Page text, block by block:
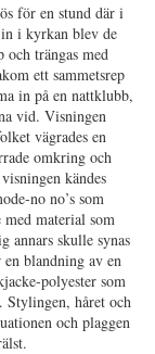
för en stund där i
i kyrkan blev de
trängas med
ett sammetsrep
in på en nattklubb,
vid. Visningen
vägrades en
omkring och
kändes
no no’s som
material som
annars skulle synas
blandning av en
polyester som
Stylingen, håret och
och plaggen